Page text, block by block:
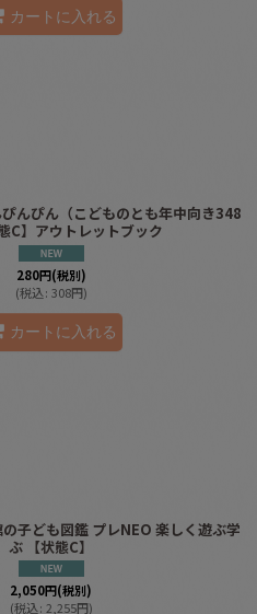
カートに入れる
んぴん（こどものとも年中向き348
C】アウトレットブック
280円(税別)
(税込: 308円)
カートに入れる
子ども図鑑 プレNEO 楽しく遊ぶ学
ぶ 【状態C】
2,050円(税別)
(税込: 2,255円)